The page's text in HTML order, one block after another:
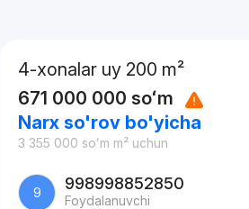
4-xonalar uy 200 m²
671 000 000 soʻm
Narx so'rov bo'yicha
3 355 000 soʻm m² uchun
9 998998852850
Foydalanuvchi